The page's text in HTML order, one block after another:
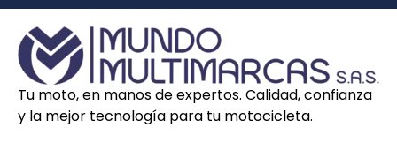
Tu moto, en manos de expertos. Calidad, confianza
y la mejor tecnología para tu motocicleta.